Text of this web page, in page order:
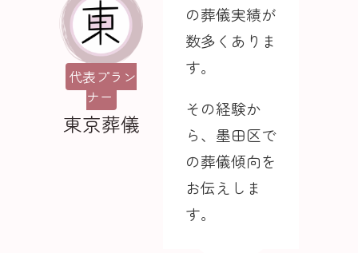
代表プラン
ナー
東京葬儀
の葬儀実績が
数多くありま
す。
その経験か
ら、墨田区で
の葬儀傾向を
お伝えしま
す。